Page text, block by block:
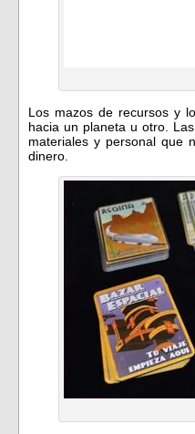
Los mazos de recursos y
hacia un planeta u otro.
materiales y personal que
dinero.